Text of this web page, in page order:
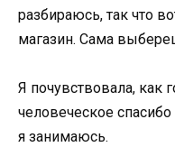
разбираюсь, так что
магазин. Сама
Я почувствовала, как
человеческое
я занимаюсь.